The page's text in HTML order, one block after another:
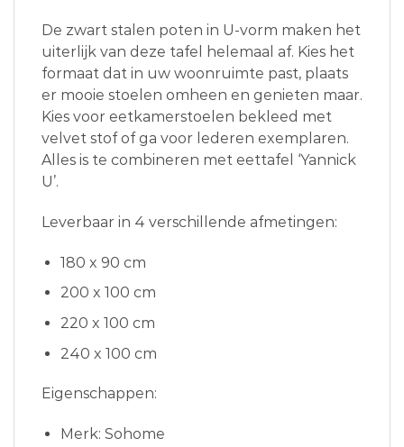
De zwart stalen poten in U-vorm maken het
uiterlijk van deze tafel helemaal af. Kies het
formaat dat in uw woonruimte past, plaats
er mooie stoelen omheen en genieten maar.
Kies voor eetkamerstoelen bekleed met
velvet stof of ga voor lederen exemplaren.
Alles is te combineren met eettafel ‘Yannick
U’.
Leverbaar in 4 verschillende afmetingen:
180 x 90 cm
200 x 100 cm
220 x 100 cm
240 x 100 cm
Eigenschappen:
Merk: Sohome